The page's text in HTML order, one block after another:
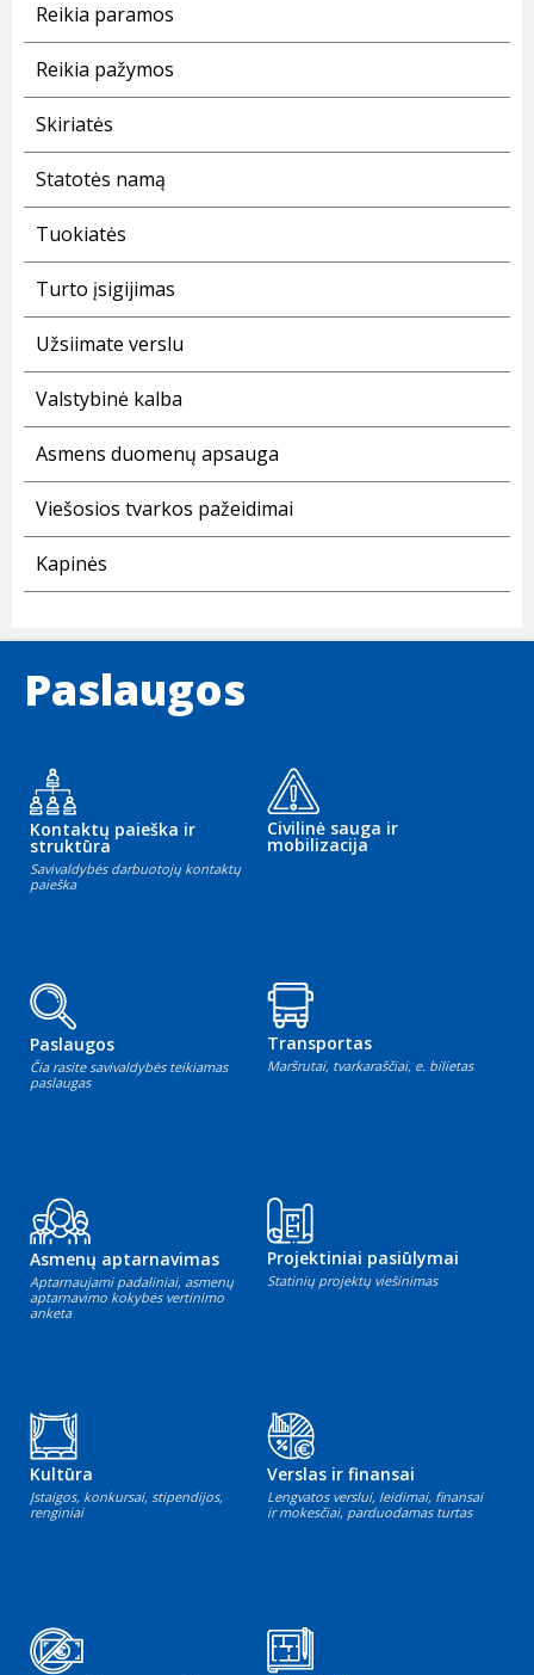
Reikia paramos
Reikia pažymos
Skiriatės
Statotės namą
Tuokiatės
Turto įsigijimas
Užsiimate verslu
Valstybinė kalba
Asmens duomenų apsauga
Viešosios tvarkos pažeidimai
Kapinės
Paslaugos
Kontaktų paieška ir
struktūra
Savivaldybės darbuotojų kontaktų
paieška
Civilinė sauga ir
mobilizacija
Paslaugos
Čia rasite savivaldybės teikiamas
paslaugas
Transportas
Maršrutai, tvarkaraščiai, e. bilietas
Asmenų aptarnavimas
Aptarnaujami padaliniai, asmenų
aptarnavimo kokybės vertinimo
anketa
Projektiniai pasiūlymai
Statinių projektų viešinimas
Kultūra
Įstaigos, konkursai, stipendijos,
renginiai
Verslas ir finansai
Lengvatos verslui, leidimai, finansai
ir mokesčiai, parduodamas turtas